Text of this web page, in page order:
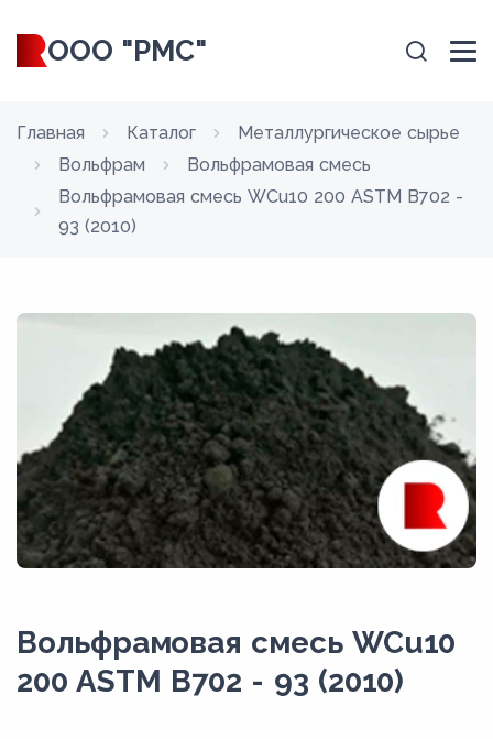
ООО "РМС"
Главная Каталог
Металлургическое сырье
Вольфрам
Вольфрамовая смесь
Вольфрамовая смесь WCu10 200 ASTM B702 -
93 (2010)
Вольфрамовая смесь WCu10
200 ASTM B702 - 93 (2010)